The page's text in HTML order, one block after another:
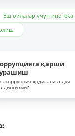
Ёш оилалар учун ипотека
қарши
коррупция ҳодисасига дуч